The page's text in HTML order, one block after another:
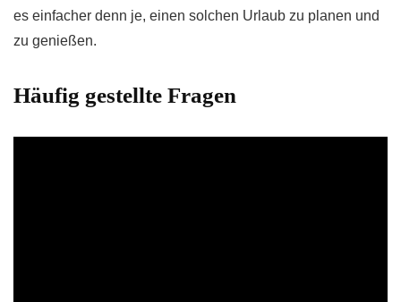
es einfacher denn je, einen solchen Urlaub zu planen und
zu genießen.
Häufig gestellte Fragen